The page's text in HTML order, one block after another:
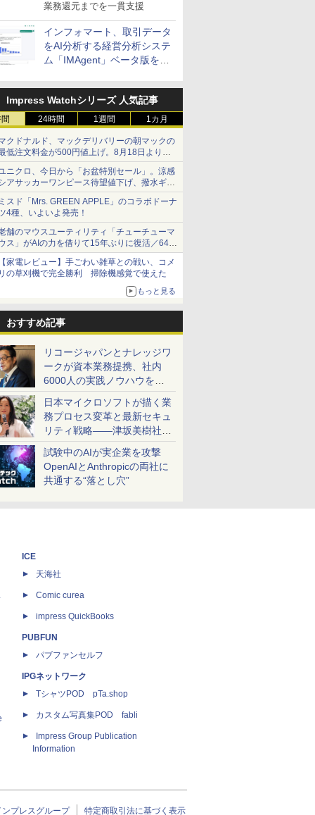
業務還元までを一貫支援
インフォマート、取引データ
をAI分析する経営分析システ
ム「IMAgent」ベータ版を提
Impress Watchシリーズ 人気記事
24時間 1週間 1カ月
クドナルド、マックデリバリーの朝マックの
低注文料金が500円値上げ。8月18日より
円から受付
ニクロ、今日から「お盆特別セール」。涼感
アサッカーワンピース待望値下げ、撥水ギア
ョーツは1990円に
スド「Mrs. GREEN APPLE」のコラボドーナ
4種、いよいよ発売！
舗のマウスユーティリティ「チューチューマ
ス」がAIの力を借りて15年ぶりに復活／64bit
、Windows 10/11、「Chrome」も走り回
。復活記念で2026年末まで500円
家電レビュー】手ごわい雑草との戦い、コメ
の草刈機で完全勝利 掃除機感覚で使えた
もっと見る
おすすめ記事
リコージャパンとナレッジワ
ークが資本業務提携、社内
6000人の実践ノウハウを生
かした「AI商談記録 for
RICOH」を展開へ
日本マイクロソフトが描く業
務プロセス変革と最新セキュ
リティ戦略――津坂美樹社長
が2027年度戦略を説明
試験中のAIが実企業を攻撃
OpenAIとAnthropicの両社に
共通する“落とし穴”
ICE
天海社
Comic curea
impress QuickBooks
PUBFUN
パブファンセルフ
IPGネットワーク
TシャツPOD pTa.shop
カスタム写真集POD fabli
Impress Group Publication
Information
ンプレスグループ 特定商取引法に基づく表示